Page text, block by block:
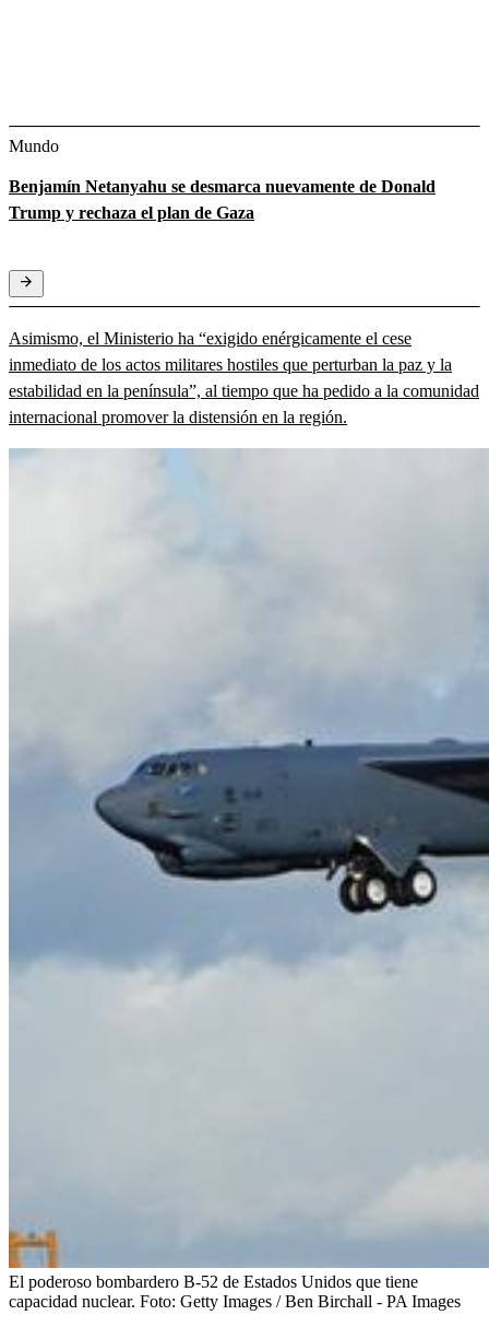
Mundo
Benjamín Netanyahu se desmarca nuevamente de Donald
Trump y rechaza el plan de Gaza
Asimismo, el Ministerio ha “exigido enérgicamente el cese
inmediato de los actos militares hostiles que perturban la paz y la
estabilidad en la península”, al tiempo que ha pedido a la comunidad
internacional promover la distensión en la región.
El poderoso bombardero B-52 de Estados Unidos que tiene
capacidad nuclear. Foto: Getty Images / Ben Birchall - PA Images